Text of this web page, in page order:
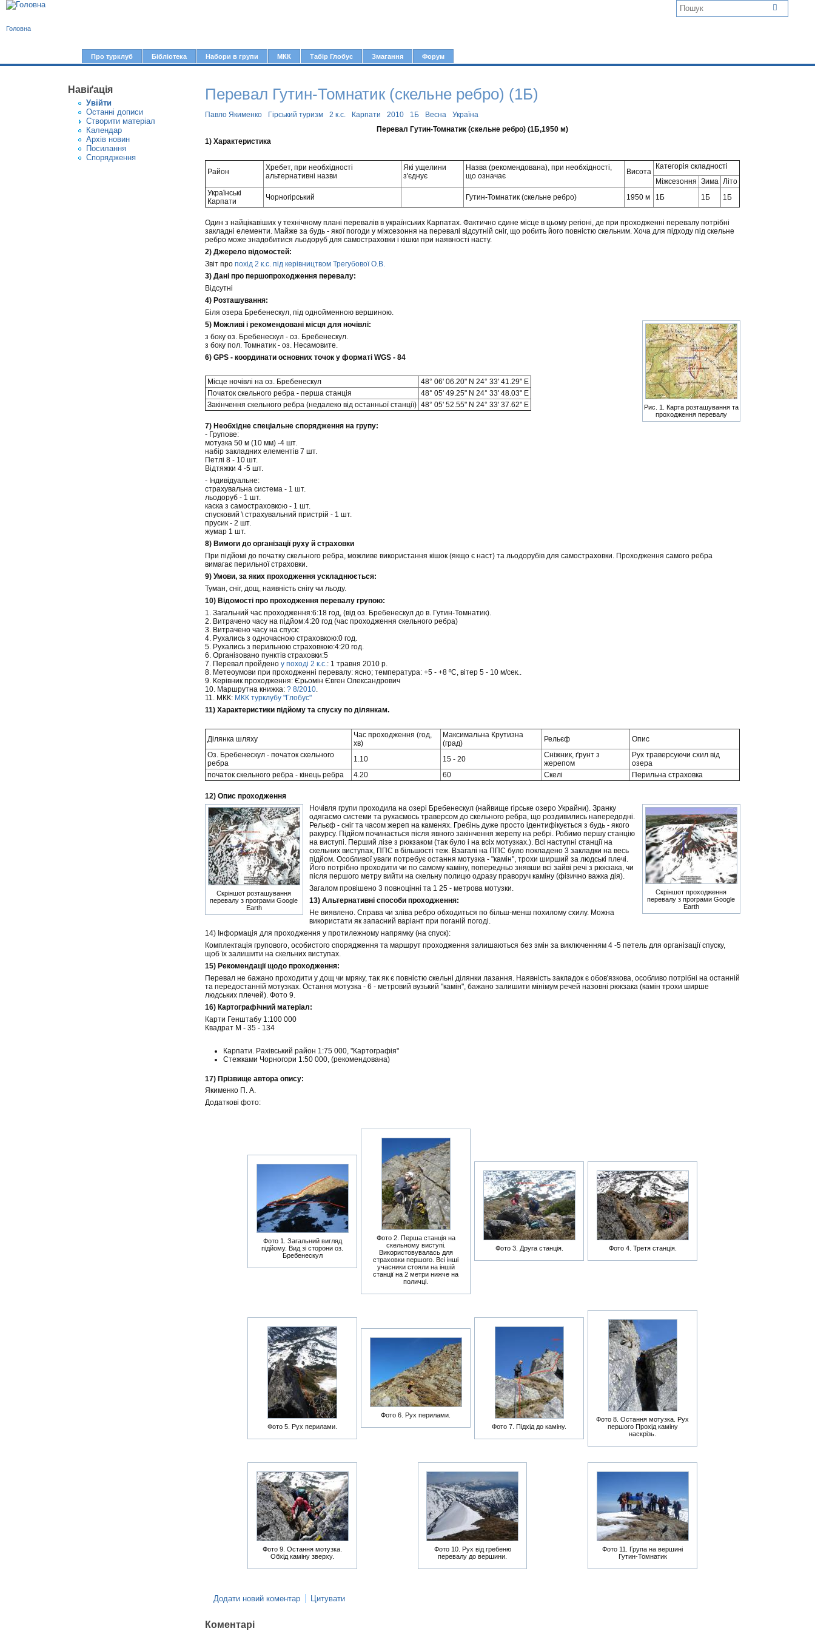
л
о
в
н
Про турклуб Бібліотека Набори в групи МКК Табір Глобус Змагання Форум
Головна
Навіґація
Увiйти
Останні дописи
Створити матерiал
Календар
Архів новин
Посилання
Спорядження
Перевал Гутин-Томнатик (скельне ребро) (1Б)
Павло Якименко Гірський туризм 2 к.с. Карпати 2010 1Б Весна
Україна
Перевал Гутин-Томнатик (скельне ребро) (1Б,1950 м)
1) Характеристика
Район
Хребет, при необхідності
альтернативні назви
Які ущелини
з'єднує
Назва (рекомендована), при необхідності,
що означає
Висота
Категорія складності
Міжсезоння Зима Літо
Українські
Карпати
Чорногірський Гутин-Томнатик (скельне ребро) 1950 м 1Б 1Б 1Б
Один з найцікавіших у технічному плані перевалів в українських Карпатах. Фактично єдине місце в цьому регіоні, де при проходженні перевалу потрібні
закладні елементи. Майже за будь - якої погоди у міжсезоння на перевалі відсутній сніг, що робить його повністю скельним. Хоча для підходу під скельне
ребро може знадобитися льодоруб для самостраховки і кішки при наявності насту.
2) Джерело відомостей:
Звіт про похід 2 к.с. під керівництвом Трегубової О.В.
3) Дані про першопроходження перевалу:
Відсутні
4) Розташування:
Біля озера Бребенескул, під однойменною вершиною.
Рис. 1. Карта розташування та
проходження перевалу
5) Можливі і рекомендовані місця для ночівлі:
з боку оз. Бребенескул - оз. Бребенескул.
з боку пол. Томнатик - оз. Несамовите.
6) GPS - координати основних точок у форматі WGS - 84
Місце ночівлі на оз. Бребенескул
48° 06' 06.20" N 24° 33' 41.29" E
Початок скельного ребра - перша станція
48° 05' 49.25" N 24° 33' 48.03" E
Закінчення скельного ребра (недалеко від останньої станції) 48° 05' 52.55" N 24° 33' 37.62" E
7) Необхідне спеціальне спорядження на групу:
- Групове:
мотузка 50 м (10 мм) -4 шт.
набір закладних елементів 7 шт.
Петлі 8 - 10 шт.
Відтяжки 4 -5 шт.
- Індивідуальне:
страхувальна система - 1 шт.
льодоруб - 1 шт.
каска з самостраховкою - 1 шт.
спусковий \ страхувальний пристрій - 1 шт.
прусик - 2 шт.
жумар 1 шт.
8) Вимоги до організації руху й страховки
При підйомі до початку скельного ребра, можливе використання кішок (якщо є наст) та льодорубів для самостраховки. Проходження самого ребра
вимагає перильної страховки.
9) Умови, за яких проходження ускладнюється:
Туман, сніг, дощ, наявність снігу чи льоду.
10) Відомості про проходження перевалу групою:
1. Загальний час проходження:6:18 год, (від оз. Бребенескул до в. Гутин-Томнатик).
2. Витрачено часу на підйом:4:20 год (час проходження скельного ребра)
3. Витрачено часу на спуск:
4. Рухались з одночасною страховкою:0 год.
5. Рухались з перильною страховкою:4:20 год.
6. Організовано пунктів страховки:5
7. Перевал пройдено у поході 2 к.с.: 1 травня 2010 р.
8. Метеоумови при проходженні перевалу: ясно; температура: +5 - +8 ºС, вітер 5 - 10 м/сек..
9. Керівник проходження: Єрьомін Євген Олександрович
10. Маршрутна книжка: ? 8/2010.
11. МКК: МКК турклубу "Глобус"
11) Характеристики підйому та спуску по ділянкам.
Ділянка шляху
Час проходження (год,
хв)
Максимальна Крутизна
(град)
Рельєф
Опис
Оз. Бребенескул - початок скельного
ребра
1.10 15 - 20
Сніжник, ґрунт з
жерепом
Рух траверсуючи схил від
озера
початок скельного ребра - кінець ребра
4.20 60 Скелі Перильна страховка
12) Опис проходження
Скріншот розташування
перевалу з програми Google
Earth
Скріншот проходження
перевалу з програми Google
Earth
Ночівля групи проходила на озері Бребенескул (найвище гірське озеро Украйни). Зранку
одягаємо системи та рухаємось траверсом до скельного ребра, що роздивились напередодні.
Рельєф - сніг та часом жереп на каменях. Гребінь дуже просто ідентифікується з будь - якого
ракурсу. Підйом починається після явного закінчення жерепу на ребрі. Робимо першу станцію
на виступі. Перший лізе з рюкзаком (так було і на всіх мотузках.). Всі наступні станції на
скельних виступах, ППС в більшості теж. Взагалі на ППС було покладено 3 закладки на весь
підйом. Особливої уваги потребує остання мотузка - "камін", трохи ширший за людські плечі.
Його потрібно проходити чи по самому каміну, попередньо знявши всі зайві речі з рюкзака, чи
після першого метру вийти на скельну полицю одразу праворуч каміну (фізично важка дія).
Загалом провішено 3 повноцінні та 1 25 - метрова мотузки.
13) Альтернативні способи проходження:
Не виявлено. Справа чи зліва ребро обходиться по більш-менш похилому схилу. Можна
використати як запасний варіант при поганій погоді.
14) Інформація для проходження у протилежному напрямку (на спуск):
Комплектація групового, особистого спорядження та маршрут проходження залишаються без змін за виключенням 4 -5 петель для організації спуску,
щоб їх залишити на скельних виступах.
15) Рекомендації щодо проходження:
Перевал не бажано проходити у дощ чи мряку, так як є повністю скельні ділянки лазання. Наявність закладок є обов'язкова, особливо потрібні на останній
та передостанній мотузках. Остання мотузка - 6 - метровий вузький "камін", бажано залишити мінімум речей назовні рюкзака (камін трохи ширше
людських плечей). Фото 9.
16) Картографічний матеріал:
Карти Генштабу 1:100 000
Квадрат M - 35 - 134
Карпати. Рахівський район 1:75 000, "Картографія"
Стежками Чорногори 1:50 000, (рекомендована)
17) Прізвище автора опису:
Якименко П. А.
Додаткові фото:
Фото 1. Загальний вигляд
підйому. Вид зі сторони оз.
Бребенескул
Фото 2. Перша станція на
скельному виступі.
Використовувалась для
страховки першого. Всі інші
учасники стояли на іншій
станції на 2 метри нижче на
поличці.
Фото 3. Друга станція. Фото 4. Третя станція.
Фото 5. Рух перилами.
Фото 6. Рух перилами.
Фото 7. Підхід до каміну.
Фото 8. Остання мотузка. Рух
першого Прохід каміну
наскрізь.
Фото 9. Остання мотузка.
Обхід каміну зверху.
Фото 10. Рух від гребеню
перевалу до вершини.
Фото 11. Група на вершині
Гутин-Томнатик
Додати новий коментар Цитувати
Коментарі